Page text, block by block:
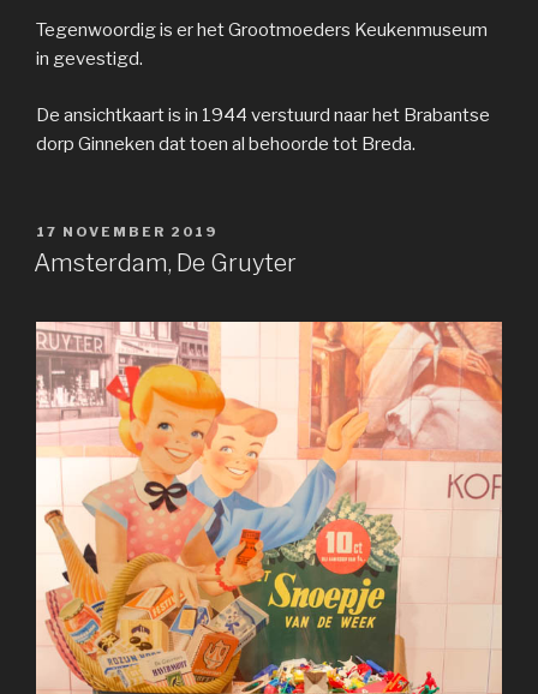
Tegenwoordig is er het Grootmoeders Keukenmuseum
in gevestigd.
De ansichtkaart is in 1944 verstuurd naar het Brabantse
dorp Ginneken dat toen al behoorde tot Breda.
GEPLAATST
OP
17 NOVEMBER 2019
Amsterdam, De Gruyter